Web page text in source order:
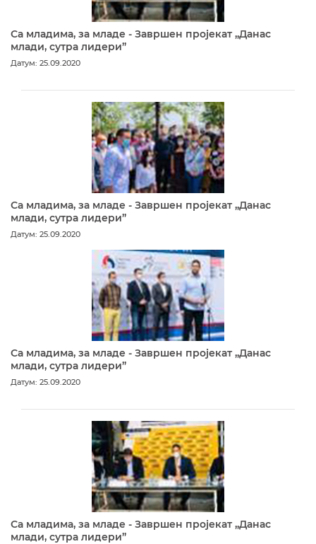
Са младима, за младе - Завршен пројекат „Данас
млади, сутра лидери”
Датум: 25.09.2020
Са младима, за младе - Завршен пројекат „Данас
млади, сутра лидери”
Датум: 25.09.2020
Са младима, за младе - Завршен пројекат „Данас
млади, сутра лидери”
Датум: 25.09.2020
Са младима, за младе - Завршен пројекат „Данас
млади, сутра лидери”